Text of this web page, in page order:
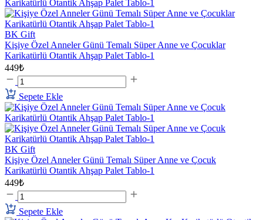
BK Gift
Kişiye Özel Anneler Günü Temalı Süper Anne ve Çocuklar
Karikatürlü Otantik Ahşap Palet Tablo-1
449₺
Sepete Ekle
BK Gift
Kişiye Özel Anneler Günü Temalı Süper Anne ve Çocuk
Karikatürlü Otantik Ahşap Palet Tablo-1
449₺
Sepete Ekle